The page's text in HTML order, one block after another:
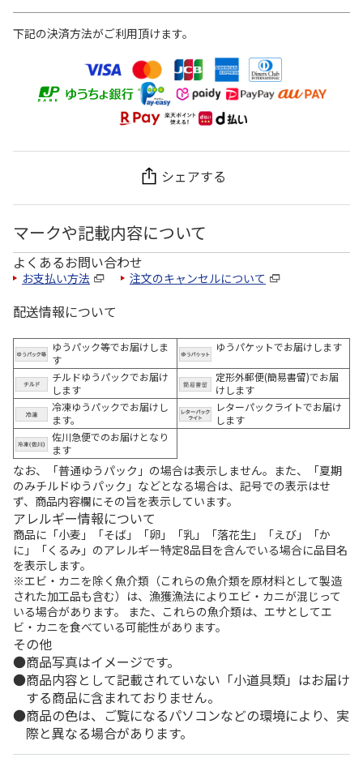
下記の決済方法がご利用頂けます。
シェアする
マークや記載内容について
よくあるお問い合わせ
お支払い方法 注文のキャンセルについて
配送情報について
ゆうパック等でお届けしま
す
ゆうパケットでお届けします
チルドゆうパックでお届け
します
定形外郵便(簡易書留)でお届
けします
冷凍ゆうパックでお届けし
ます。
レターパックライトでお届け
します
佐川急便でのお届けとなり
ます
なお、「普通ゆうパック」の場合は表示しません。また、「夏期
のみチルドゆうパック」などとなる場合は、記号での表示はせ
ず、商品内容欄にその旨を表示しています。
アレルギー情報について
商品に「小麦」「そば」「卵」「乳」「落花生」「えび」「か
に」「くるみ」のアレルギー特定8品目を含んでいる場合に品目名
を表示します。
※エビ・カニを除く魚介類（これらの魚介類を原材料として製造
された加工品も含む）は、漁獲漁法によりエビ・カニが混じって
いる場合があります。 また、これらの魚介類は、エサとしてエ
ビ・カニを食べている可能性があります。
その他
商品写真はイメージです。
商品内容として記載されていない「小道具類」はお届け
する商品に含まれておりません。
商品の色は、ご覧になるパソコンなどの環境により、実
際と異なる場合があります。